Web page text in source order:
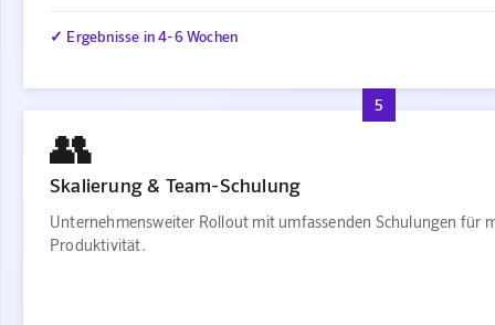
✓ Ergebnisse in 4-6 Wochen
5
👥
Skalierung & Team-Schulung
Unternehmensweiter Rollout mit umfassenden Schulungen für
Produktivität.